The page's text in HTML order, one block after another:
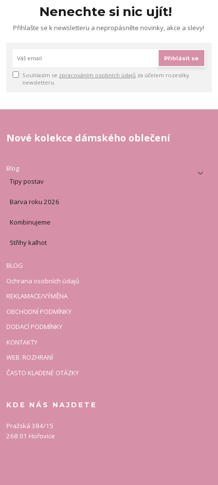
Nenechte si nic ujít!
Přihlašte se k newsletteru a nepropásněte novinky, akce a slevy!
Přihlásit se
Souhlasím se zpracováním osobních údajů za účelem rozesílky
newsletteru.
Nové kolekce dámského oblečení
Blog
Tipy postav
Barva roku 2026
Kombinujeme
Střihy kalhot
BLOG
Ochrana osobních údajů
REKLAMACE/VÝMĚNA
OBCHODNÍ PODMÍNKY
DODACÍ PODMÍNKY
KONTAKTY
WEB. ROZHRANÍ
ČASTO KLADENÉ OTÁZKY
KDE NÁS NAJDETE
Pražská 384/15
268 01 Hořovice